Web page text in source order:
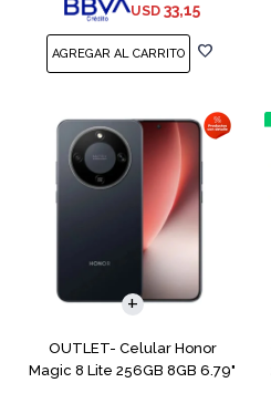
USD 33,15
OUTLET- Celular Honor
Magic 8 Lite 256GB 8GB 6.79"